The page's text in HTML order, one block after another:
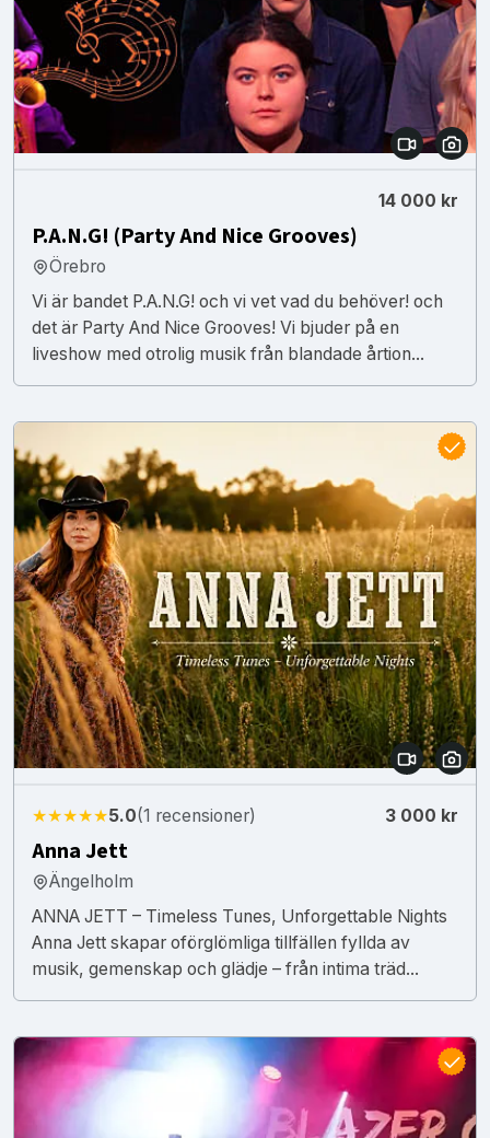
14 000 kr
P.A.N.G! (Party And Nice Grooves)
Örebro
Vi är bandet P.A.N.G! och vi vet vad du behöver! och
det är Party And Nice Grooves! Vi bjuder på en
liveshow med otrolig musik från blandade årtion...
★★★★★5.0(1 recensioner) 3 000 kr
Anna Jett
Ängelholm
ANNA JETT – Timeless Tunes, Unforgettable Nights
Anna Jett skapar oförglömliga tillfällen fyllda av
musik, gemenskap och glädje – från intima träd...